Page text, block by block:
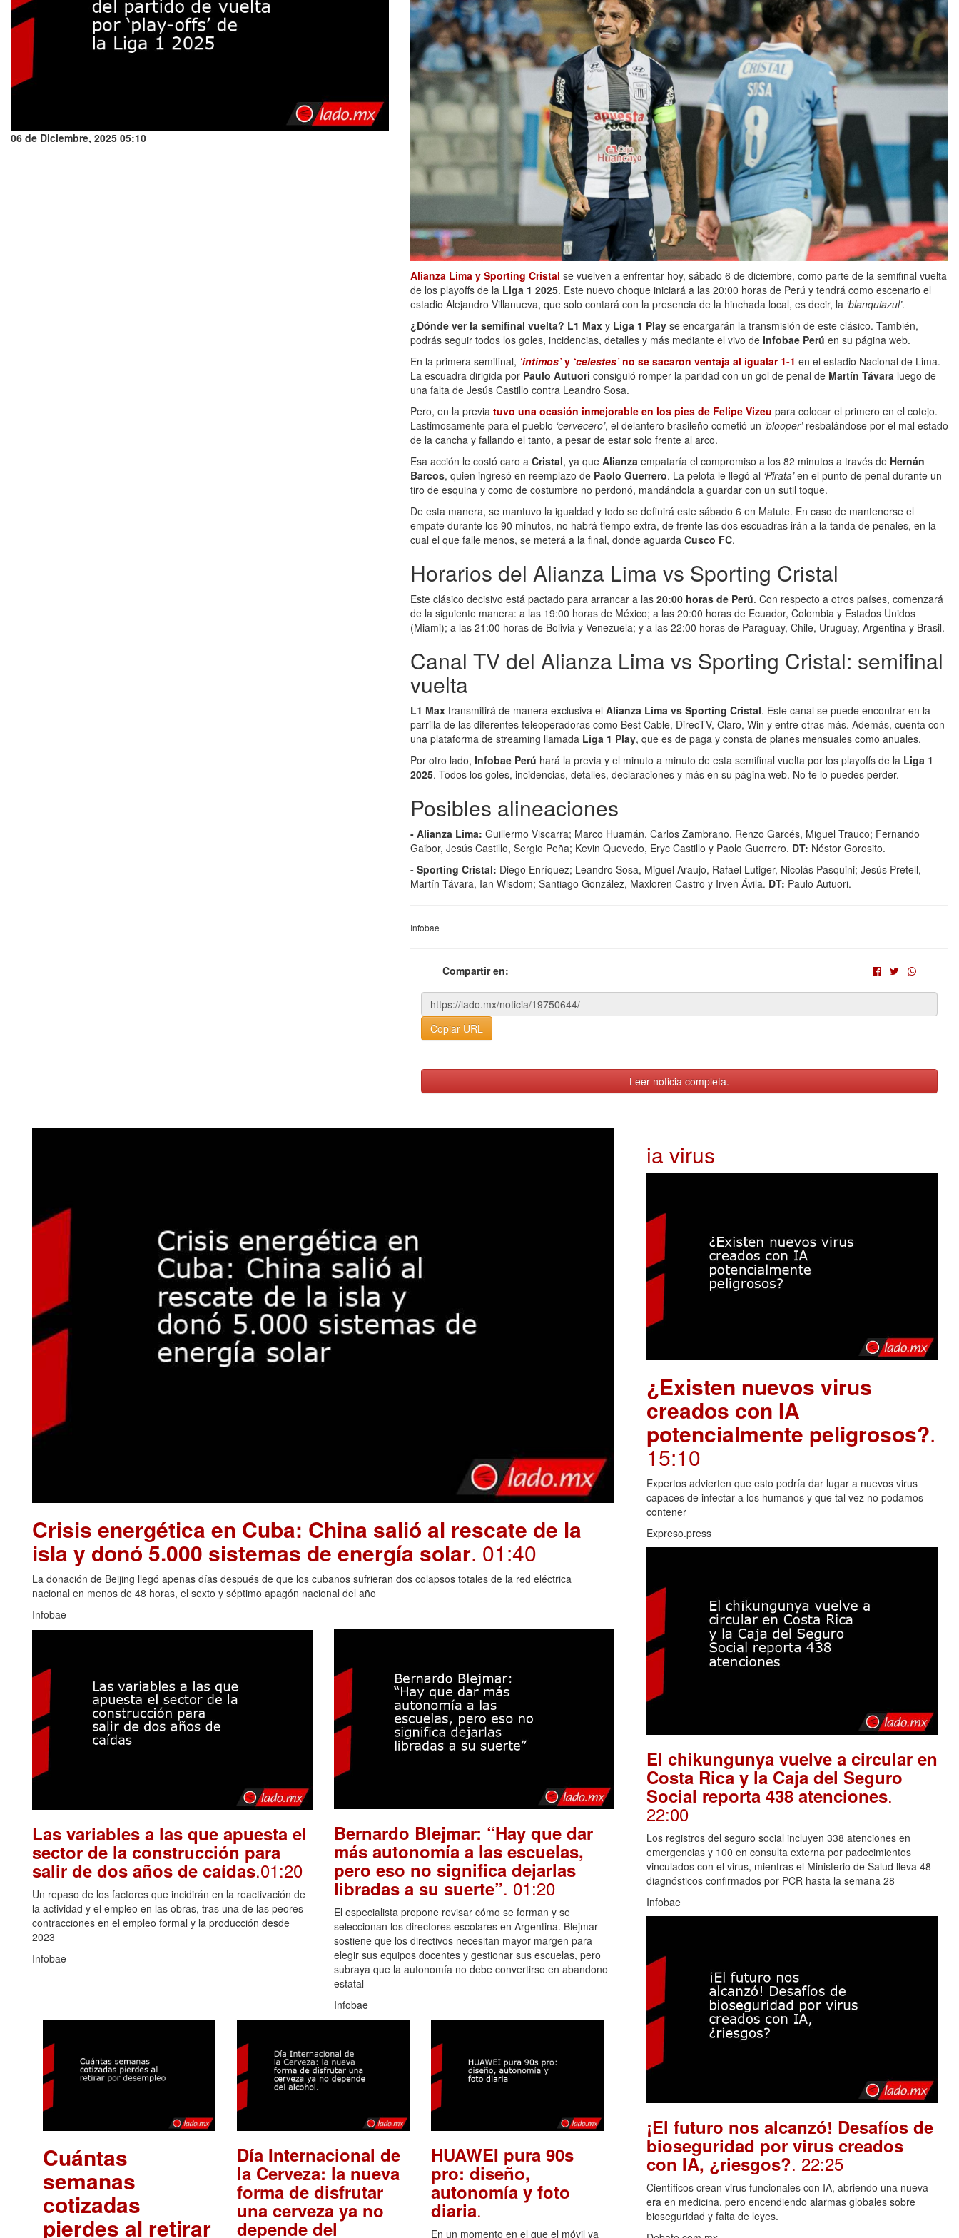
06 de Diciembre, 2025 05:10
Alianza Lima y Sporting Cristal se vuelven a enfrentar hoy, sábado 6 de diciembre, como parte de la semifinal vuelta
de los playoffs de la Liga 1 2025. Este nuevo choque iniciará a las 20:00 horas de Perú y tendrá como escenario el
estadio Alejandro Villanueva, que solo contará con la presencia de la hinchada local, es decir, la ‘blanquiazul’.
¿Dónde ver la semifinal vuelta? L1 Max y Liga 1 Play se encargarán la transmisión de este clásico. También,
podrás seguir todos los goles, incidencias, detalles y más mediante el vivo de Infobae Perú en su página web.
En la primera semifinal, ‘íntimos’y ‘celestes’no se sacaron ventaja al igualar 1-1 en el estadio Nacional de Lima.
La escuadra dirigida por Paulo Autuori consiguió romper la paridad con un gol de penal de Martín Távara luego de
una falta de Jesús Castillo contra Leandro Sosa.
Pero, en la previa tuvo una ocasión inmejorable en los pies de Felipe Vizeu para colocar el primero en el cotejo.
Lastimosamente para el pueblo ‘cervecero’, el delantero brasileño cometió un ‘blooper’ resbalándose por el mal estado
de la cancha y fallando el tanto, a pesar de estar solo frente al arco.
Esa acción le costó caro a Cristal, ya que Alianza empataría el compromiso a los 82 minutos a través de Hernán
Barcos, quien ingresó en reemplazo de Paolo Guerrero. La pelota le llegó al ‘Pirata’en el punto de penal durante un
tiro de esquina y como de costumbre no perdonó, mandándola a guardar con un sutil toque.
De esta manera, se mantuvo la igualdad y todo se definirá este sábado 6 en Matute. En caso de mantenerse el
empate durante los 90 minutos, no habrá tiempo extra, de frente las dos escuadras irán a la tanda de penales, en la
cual el que falle menos, se meterá a la final, donde aguarda Cusco FC.
Horarios del Alianza Lima vs Sporting Cristal
Este clásico decisivo está pactado para arrancar a las 20:00 horas de Perú. Con respecto a otros países, comenzará
de la siguiente manera: a las 19:00 horas de México; a las 20:00 horas de Ecuador, Colombia y Estados Unidos
(Miami); a las 21:00 horas de Bolivia y Venezuela; y a las 22:00 horas de Paraguay, Chile, Uruguay, Argentina y Brasil.
Canal TV del Alianza Lima vs Sporting Cristal: semifinal
vuelta
L1 Max transmitirá de manera exclusiva el Alianza Lima vs Sporting Cristal. Este canal se puede encontrar en la
parrilla de las diferentes teleoperadoras como Best Cable, DirecTV, Claro, Win y entre otras más. Además, cuenta con
una plataforma de streaming llamada Liga 1 Play, que es de paga y consta de planes mensuales como anuales.
Por otro lado, Infobae Perú hará la previa y el minuto a minuto de esta semifinal vuelta por los playoffs de la Liga 1
2025. Todos los goles, incidencias, detalles, declaraciones y más en su página web. No te lo puedes perder.
Posibles alineaciones
- Alianza Lima: Guillermo Viscarra; Marco Huamán, Carlos Zambrano, Renzo Garcés, Miguel Trauco; Fernando
Gaibor, Jesús Castillo, Sergio Peña; Kevin Quevedo, Eryc Castillo y Paolo Guerrero. DT: Néstor Gorosito.
- Sporting Cristal: Diego Enríquez; Leandro Sosa, Miguel Araujo, Rafael Lutiger, Nicolás Pasquini; Jesús Pretell,
Martín Távara, Ian Wisdom; Santiago González, Maxloren Castro y Irven Ávila. DT: Paulo Autuori.
Infobae
Compartir en:
Copiar URL
Leer noticia completa.
Crisis energética en Cuba: China salió al rescate de la
isla y donó 5.000 sistemas de energía solar. 01:40
La donación de Beijing llegó apenas días después de que los cubanos sufrieran dos colapsos totales de la red eléctrica
nacional en menos de 48 horas, el sexto y séptimo apagón nacional del año
Infobae
Las variables a las que apuesta el
sector de la construcción para
salir de dos años de caídas.01:20
Un repaso de los factores que incidirán en la reactivación de
la actividad y el empleo en las obras, tras una de las peores
contracciones en el empleo formal y la producción desde
2023
Infobae
Bernardo Blejmar: “Hay que dar
más autonomía a las escuelas,
pero eso no significa dejarlas
libradas a su suerte”. 01:20
El especialista propone revisar cómo se forman y se
seleccionan los directores escolares en Argentina. Blejmar
sostiene que los directivos necesitan mayor margen para
elegir sus equipos docentes y gestionar sus escuelas, pero
subraya que la autonomía no debe convertirse en abandono
estatal
Infobae
Cuántas
semanas
cotizadas
pierdes al retirar
Día Internacional de
la Cerveza: la nueva
forma de disfrutar
una cerveza ya no
depende del
HUAWEI pura 90s
pro: diseño,
autonomía y foto
diaria.
En un momento en el que el móvil ya
ia virus
¿Existen nuevos virus
creados con IA
potencialmente peligrosos?.
15:10
Expertos advierten que esto podría dar lugar a nuevos virus
capaces de infectar a los humanos y que tal vez no podamos
contener
Expreso.press
El chikungunya vuelve a circular en
Costa Rica y la Caja del Seguro
Social reporta 438 atenciones.
22:00
Los registros del seguro social incluyen 338 atenciones en
emergencias y 100 en consulta externa por padecimientos
vinculados con el virus, mientras el Ministerio de Salud lleva 48
diagnósticos confirmados por PCR hasta la semana 28
Infobae
¡El futuro nos alcanzó! Desafíos de
bioseguridad por virus creados
con IA, ¿riesgos?. 22:25
Científicos crean virus funcionales con IA, abriendo una nueva
era en medicina, pero encendiendo alarmas globales sobre
bioseguridad y falta de leyes.